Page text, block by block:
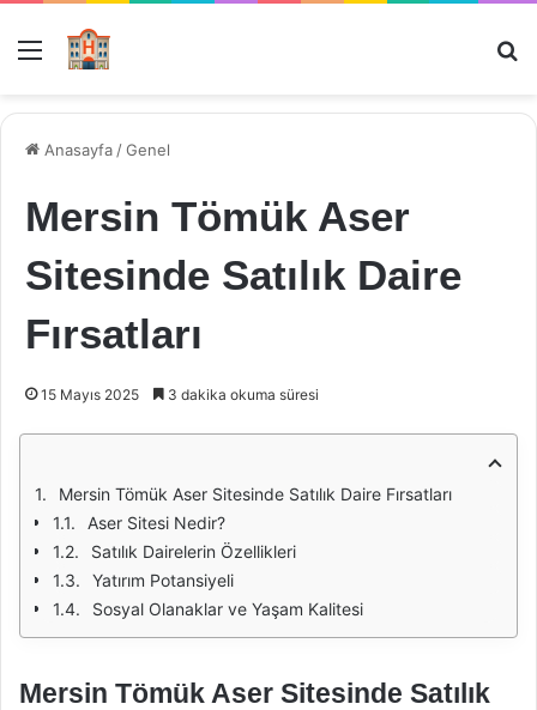
Menü
Anasayfa /Genel
Mersin Tömük Aser
Sitesinde Satılık Daire
Fırsatları
15 Mayıs 2025 3 dakika okuma süresi
Mersin Tömük Aser Sitesinde Satılık Daire Fırsatları
Aser Sitesi Nedir?
Satılık Dairelerin Özellikleri
Yatırım Potansiyeli
Sosyal Olanaklar ve Yaşam Kalitesi
Mersin Tömük Aser Sitesinde Satılık